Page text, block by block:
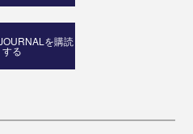
を購読
する